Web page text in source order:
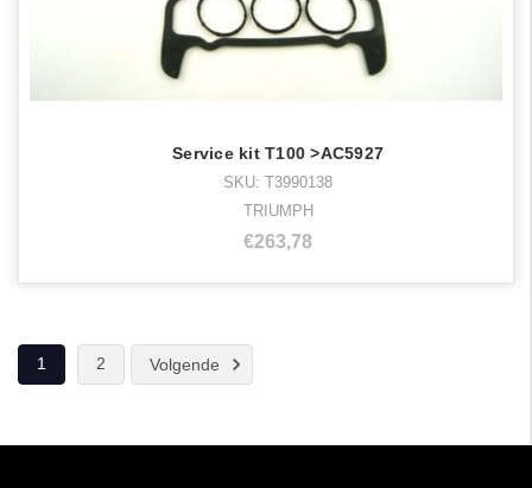
Service kit T100 >AC5927
SKU: T3990138
TRIUMPH
€263,78
1 2 Volgende